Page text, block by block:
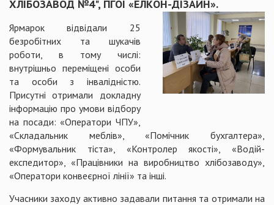
ХЛІБОЗАВОД №4", ПГОІ «ЕЛКОН-ДІЗАЙН».
Ярмарок відвідали 25
безробітних та шукачів
роботи, в тому числі:
внутрішньо переміщені особи
та особи з інвалідністю.
Присутні отримали докладну
інформацію про умови відбору
на посади: «Оператори ЧПУ»,
«Складальник меблів», «Помічник бухгалтера»,
«Формувальник тіста», «Контролер якості», «Водій-
експедитор», «Працівники на виробництво хлібозаводу»,
«Оператори конвеєрної лінії» та інші.
Учасники заходу активно задавали питання та отримали на